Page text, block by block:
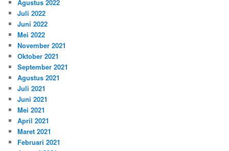
Agustus 2022
Juli 2022
Juni 2022
Mei 2022
November 2021
Oktober 2021
September 2021
Agustus 2021
Juli 2021
Juni 2021
Mei 2021
April 2021
Maret 2021
Februari 2021